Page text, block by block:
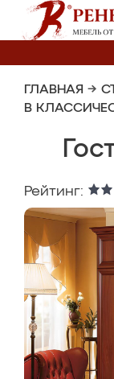
ГЛАВНАЯ →
В
Рейтинг: